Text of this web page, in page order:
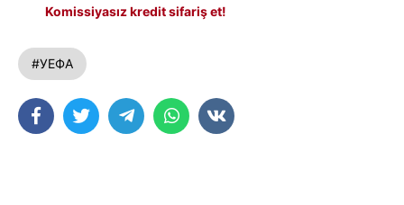
Komissiyasız kredit sifariş et!
#УЕФА